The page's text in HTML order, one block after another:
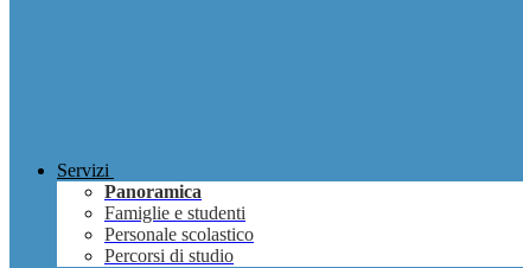
Servizi
Panoramica
Famiglie e studenti
Personale scolastico
Percorsi di studio